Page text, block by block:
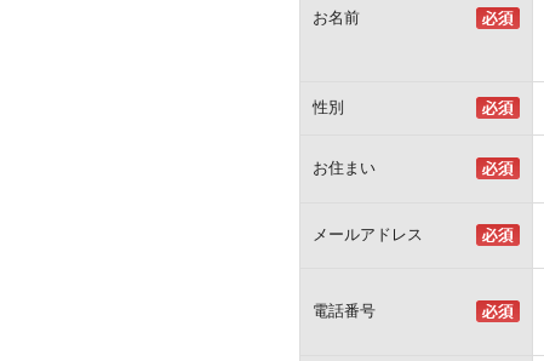
お名前
性別
お住まい
メールアドレス
電話番号